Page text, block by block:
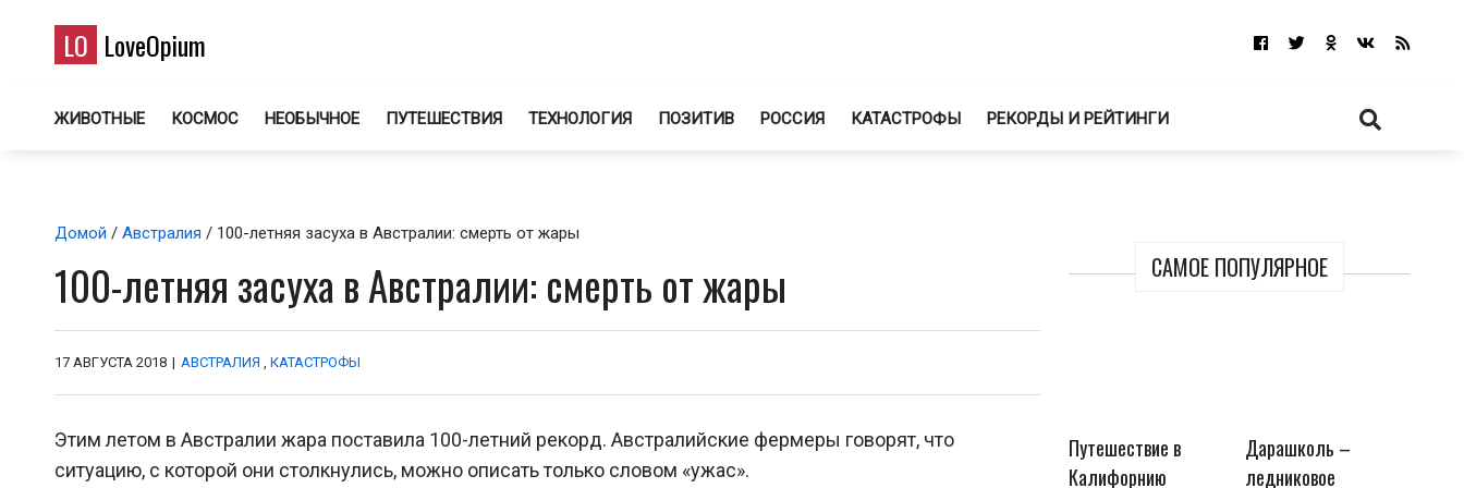
LO LoveOpium
ЖИВОТНЫЕ КОСМОС НЕОБЫЧНОЕ ПУТЕШЕСТВИЯ ТЕХНОЛОГИЯ ПОЗИТИВ РОССИЯ КАТАСТРОФЫ РЕКОРДЫ И РЕЙТИНГИ
САМОЕ ПОПУЛЯРНОЕ
Путешествие в
Калифорнию
Дарашколь –
ледниковое
Домой / Австралия / 100-летняя засуха в Австралии: смерть от жары
100-летняя засуха в Австралии: смерть от жары
17 АВГУСТА 2018 | АВСТРАЛИЯ , КАТАСТРОФЫ
Этим летом в Австралии жара поставила 100-летний рекорд. Австралийские фермеры говорят, что
ситуацию, с которой они столкнулись, можно описать только словом «ужас».